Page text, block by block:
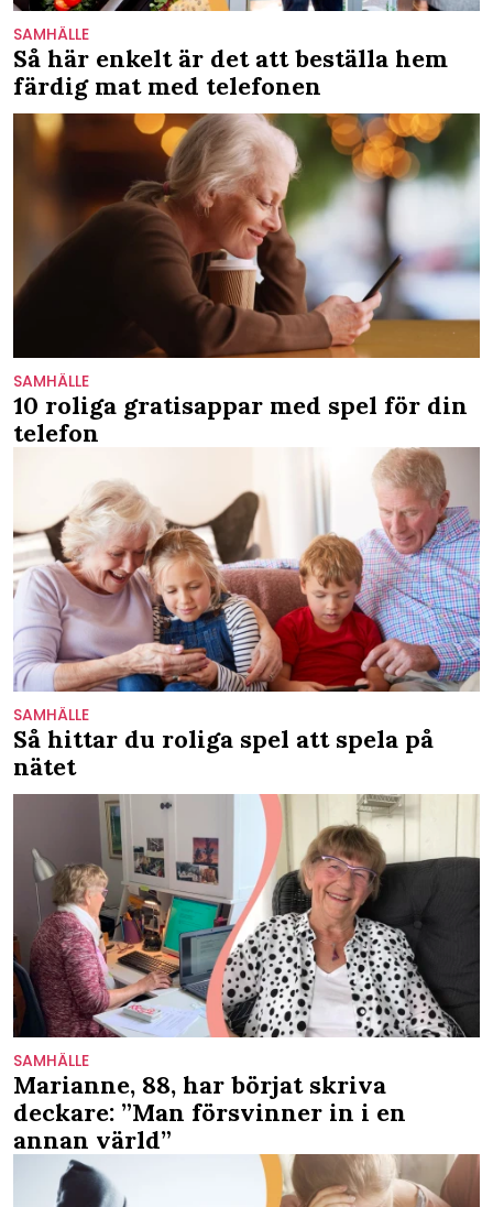
SAMHÄLLE
Så här enkelt är det att beställa hem
färdig mat med telefonen
SAMHÄLLE
10 roliga gratisappar med spel för din
telefon
SAMHÄLLE
Så hittar du roliga spel att spela på
nätet
SAMHÄLLE
Marianne, 88, har börjat skriva
deckare: ”Man försvinner in i en
annan värld”